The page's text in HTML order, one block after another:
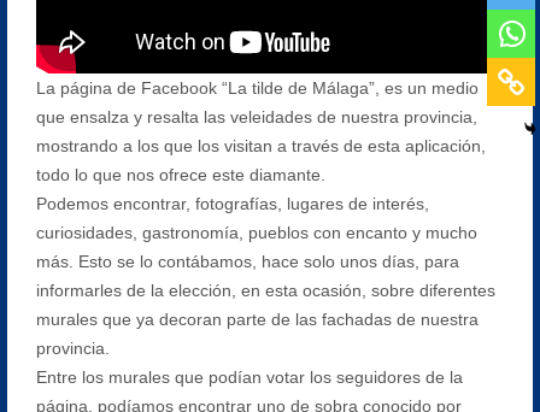
La página de Facebook “La tilde de Málaga”, es un medio
que ensalza y resalta las veleidades de nuestra provincia,
mostrando a los que los visitan a través de esta aplicación,
todo lo que nos ofrece este diamante.
Podemos encontrar, fotografías, lugares de interés,
curiosidades, gastronomía, pueblos con encanto y mucho
más. Esto se lo contábamos, hace solo unos días, para
informarles de la elección, en esta ocasión, sobre diferentes
murales que ya decoran parte de las fachadas de nuestra
provincia.
Entre los murales que podían votar los seguidores de la
página, podíamos encontrar uno de sobra conocido por